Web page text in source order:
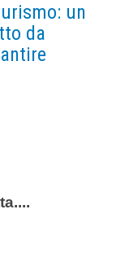
un
da